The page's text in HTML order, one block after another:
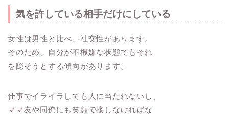
気を許している相手だけにしている
女性は男性と比べ、社交性があります。
そのため、自分が不機嫌な状態でもそれ
を隠そうとする傾向があります。
仕事でイライラしても人に当たれないし、
ママ友や同僚にも笑顔で接しなければな